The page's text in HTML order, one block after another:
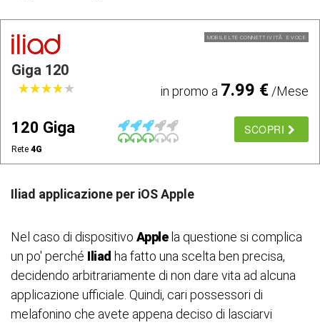
MOBILE LTE CONNETTIVITÃ E VOCE
Giga 120
★★★★★
★★★★★ in promo a 7.99 €/Mese
120 Giga
Rete 4G
SCOPRI
Iliad applicazione per iOS Apple
Nel caso di dispositivo Applela questione si complica
un po' perché Iliad ha fatto una scelta ben precisa,
decidendo arbitrariamente di non dare vita ad alcuna
applicazione ufficiale. Quindi, cari possessori di
melafonino che avete appena deciso di lasciarvi